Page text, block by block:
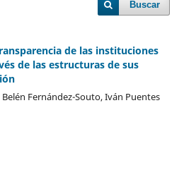
Buscar
de las instituciones
de las estructuras de sus
Fernández-Souto, Iván Puentes